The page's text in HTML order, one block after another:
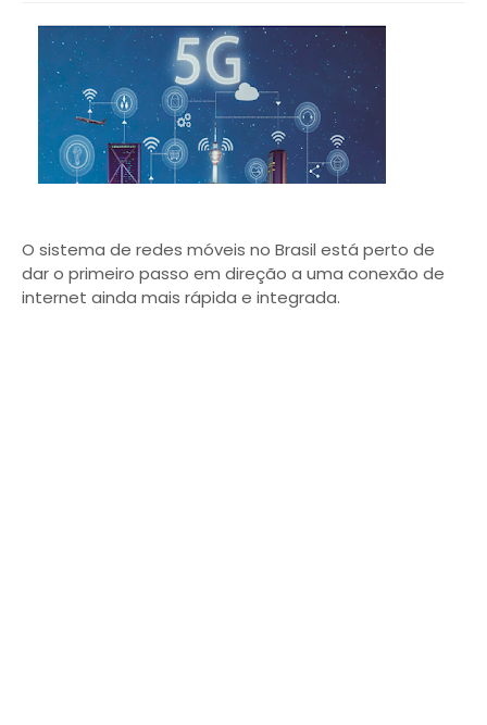
O sistema de redes móveis no Brasil está perto de
dar o primeiro passo em direção a uma conexão de
internet ainda mais rápida e integrada.